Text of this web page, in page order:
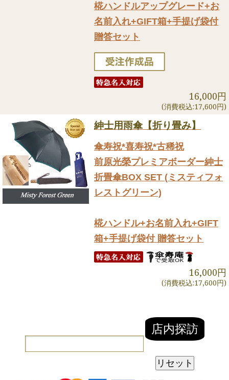
椛ハンドルアップグレード+お
名前入れ+GIFT箱+手提げ袋付
贈答セット
16,000円
(消費税込:17,600円)
紳士用雨傘【折り畳み】
傘寿祝*喜寿祝*古稀祝
前原光榮プレミアボーダー紳士
折畳傘BOX SET (ミスティフォ
レストグリーン)
椛ハンドル+お名前入れ+GIFT
箱+手提げ袋付 贈答セット
16,000円
(消費税込:17,600円)